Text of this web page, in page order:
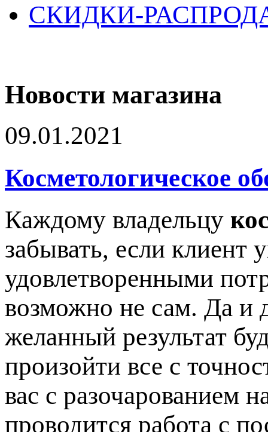
СКИДКИ-
Новости магазина
09.01.2021
Косметологическое
Каждому владельцу
забывать, если клиент
удовлетворенными
возможно не сам. Да и
желанный результат
произойти все с
вас с разочарованием
проводится работа с